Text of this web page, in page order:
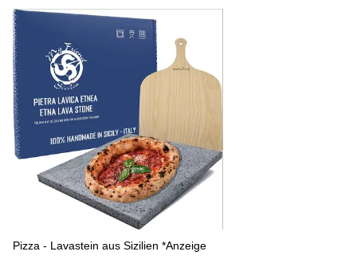
Pizza - Lavastein aus Sizilien *Anzeige